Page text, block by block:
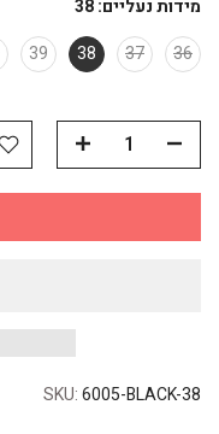
מידות נעליים:38
36
37
38
39
SKU:6005-BLACK-38